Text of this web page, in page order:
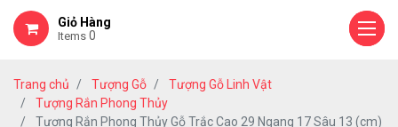
Giỏ Hàng
Items 0
Trang chủ Tượng Gỗ
Tượng Gỗ Linh Vật
Tượng Rắn Phong Thủy
Tượng Rắn Phong Thủy Gỗ Trắc Cao 29 Ngang 17 Sâu 13 (cm)